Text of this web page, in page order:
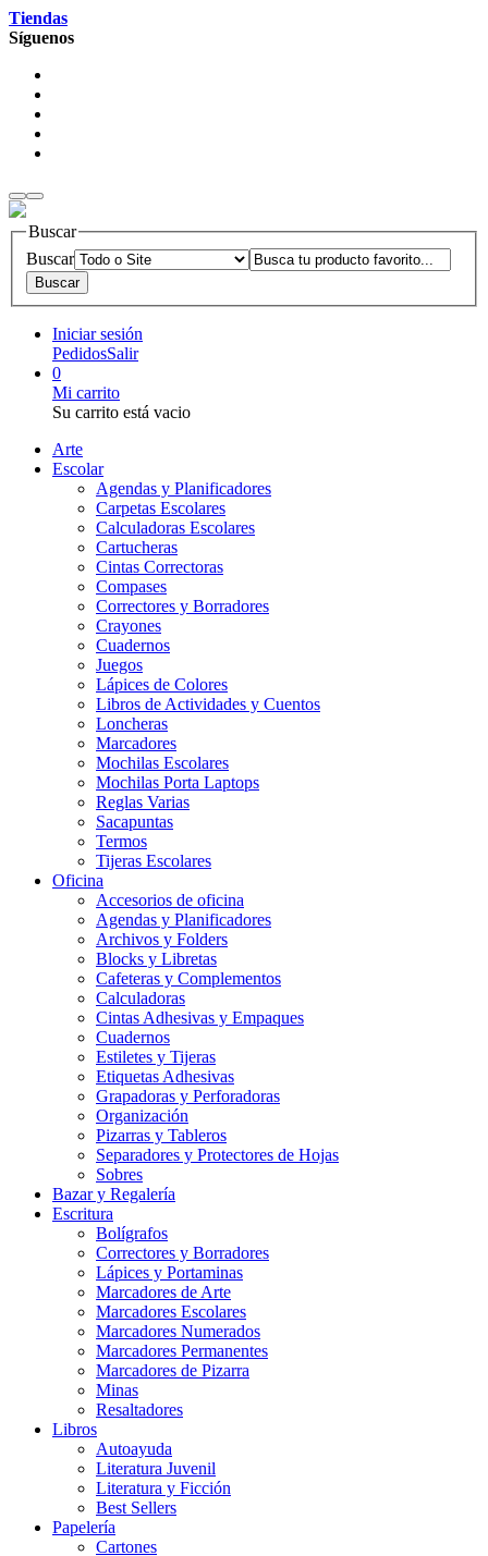
Tiendas
Síguenos
Buscar
Buscar
Iniciar sesión
PedidosSalir
0
Mi carrito
Su carrito está vacio
Arte
Escolar
Agendas y Planificadores
Carpetas Escolares
Calculadoras Escolares
Cartucheras
Cintas Correctoras
Compases
Correctores y Borradores
Crayones
Cuadernos
Juegos
Lápices de Colores
Libros de Actividades y Cuentos
Loncheras
Marcadores
Mochilas Escolares
Mochilas Porta Laptops
Reglas Varias
Sacapuntas
Termos
Tijeras Escolares
Oficina
Accesorios de oficina
Agendas y Planificadores
Archivos y Folders
Blocks y Libretas
Cafeteras y Complementos
Calculadoras
Cintas Adhesivas y Empaques
Cuadernos
Estiletes y Tijeras
Etiquetas Adhesivas
Grapadoras y Perforadoras
Organización
Pizarras y Tableros
Separadores y Protectores de Hojas
Sobres
Bazar y Regalería
Escritura
Bolígrafos
Correctores y Borradores
Lápices y Portaminas
Marcadores de Arte
Marcadores Escolares
Marcadores Numerados
Marcadores Permanentes
Marcadores de Pizarra
Minas
Resaltadores
Libros
Autoayuda
Literatura Juvenil
Literatura y Ficción
Best Sellers
Papelería
Cartones